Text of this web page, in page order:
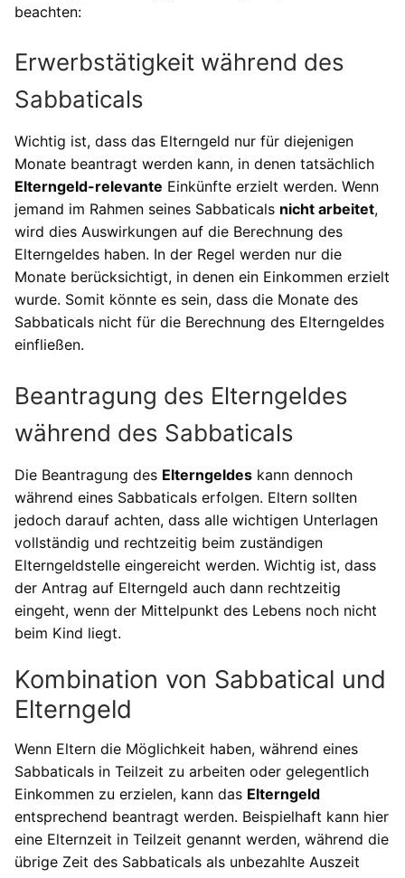
beachten:
Erwerbstätigkeit während des
Sabbaticals
Wichtig ist, dass das Elterngeld nur für diejenigen
Monate beantragt werden kann, in denen tatsächlich
Elterngeld-relevante Einkünfte erzielt werden. Wenn
jemand im Rahmen seines Sabbaticals nicht arbeitet,
wird dies Auswirkungen auf die Berechnung des
Elterngeldes haben. In der Regel werden nur die
Monate berücksichtigt, in denen ein Einkommen erzielt
wurde. Somit könnte es sein, dass die Monate des
Sabbaticals nicht für die Berechnung des Elterngeldes
einfließen.
Beantragung des Elterngeldes
während des Sabbaticals
Die Beantragung des Elterngeldes kann dennoch
während eines Sabbaticals erfolgen. Eltern sollten
jedoch darauf achten, dass alle wichtigen Unterlagen
vollständig und rechtzeitig beim zuständigen
Elterngeldstelle eingereicht werden. Wichtig ist, dass
der Antrag auf Elterngeld auch dann rechtzeitig
eingeht, wenn der Mittelpunkt des Lebens noch nicht
beim Kind liegt.
Kombination von Sabbatical und
Elterngeld
Wenn Eltern die Möglichkeit haben, während eines
Sabbaticals in Teilzeit zu arbeiten oder gelegentlich
Einkommen zu erzielen, kann das Elterngeld
entsprechend beantragt werden. Beispielhaft kann hier
eine Elternzeit in Teilzeit genannt werden, während die
übrige Zeit des Sabbaticals als unbezahlte Auszeit